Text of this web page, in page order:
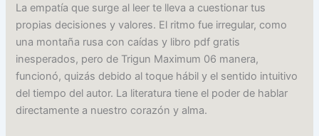
La empatía que surge al leer te lleva a cuestionar tus
propias decisiones y valores. El ritmo fue irregular, como
una montaña rusa con caídas y libro pdf gratis
inesperados, pero de Trigun Maximum 06 manera,
funcionó, quizás debido al toque hábil y el sentido intuitivo
del tiempo del autor. La literatura tiene el poder de hablar
directamente a nuestro corazón y alma.